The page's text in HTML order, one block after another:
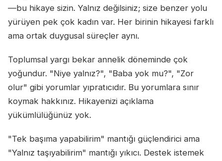
—bu hikaye sizin. Yalnız değilsiniz; size benzer yolu
yürüyen pek çok kadın var. Her birinin hikayesi farklı
ama ortak duygusal süreçler aynı.
Toplumsal yargı bekar annelik döneminde çok
yoğundur. "Niye yalnız?", "Baba yok mu?", "Zor
olur" gibi yorumlar yıpratıcıdır. Bu yorumlara sınır
koymak hakkınız. Hikayenizi açıklama
yükümlülüğünüz yok.
"Tek başıma yapabilirim" mantığı güçlendirici ama
"Yalnız taşıyabilirim" mantığı yıkıcı. Destek istemek